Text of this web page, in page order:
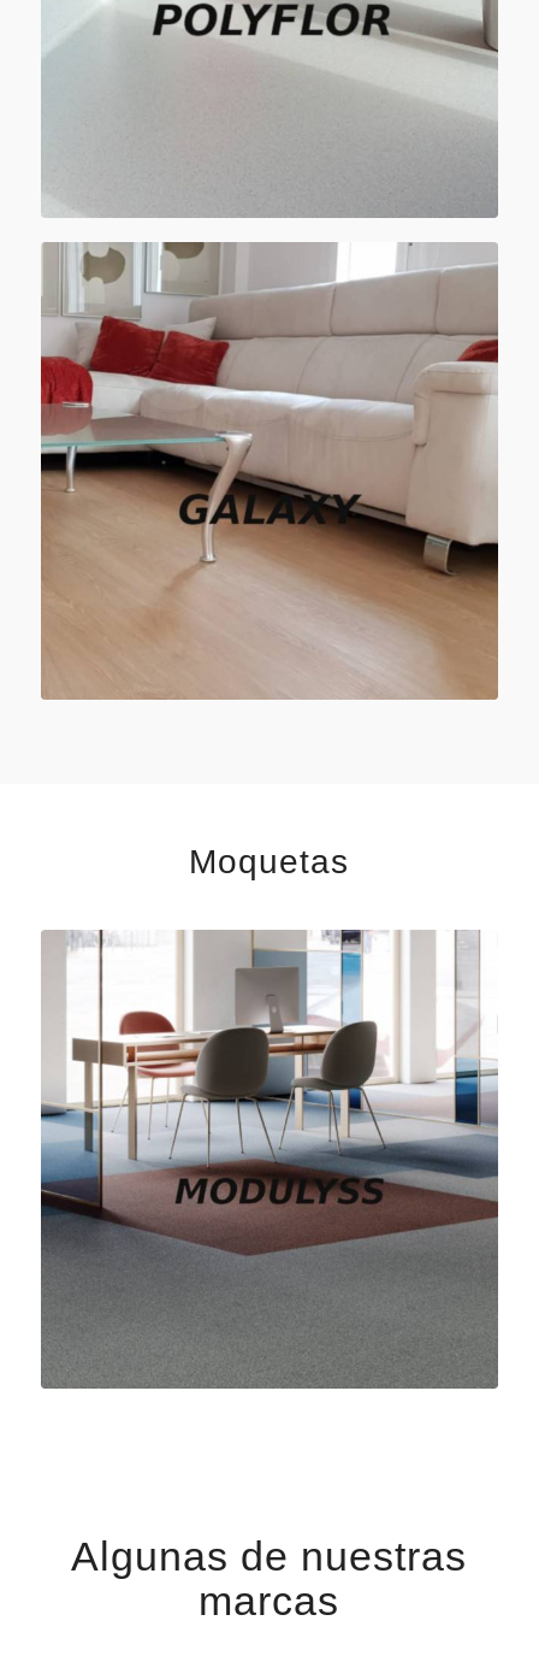
Moquetas
Algunas de nuestras
marcas